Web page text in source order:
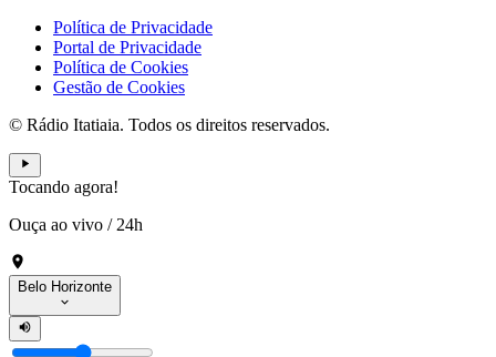
Política de Privacidade
Portal de Privacidade
Política de Cookies
Gestão de Cookies
© Rádio Itatiaia. Todos os direitos reservados.
Tocando agora!
Ouça ao vivo / 24h
Belo Horizonte